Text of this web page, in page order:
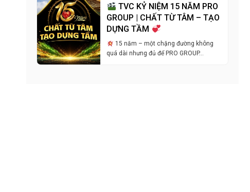
TVC KỶ NIỆM 15 NĂM PRO
GROUP | CHẤT TỪ TÂM – TẠO
DỰNG TẦM
15 năm – một chặng đường không
quá dài nhưng đủ để PRO GROUP…